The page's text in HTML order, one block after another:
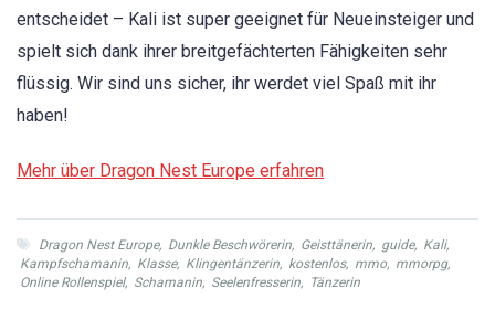
entscheidet – Kali ist super geeignet für Neueinsteiger und
spielt sich dank ihrer breitgefächterten Fähigkeiten sehr
flüssig. Wir sind uns sicher, ihr werdet viel Spaß mit ihr
haben!
Mehr über Dragon Nest Europe erfahren
Dragon Nest Europe, Dunkle Beschwörerin, Geisttänerin, guide, Kali,
Kampfschamanin, Klasse, Klingentänzerin, kostenlos, mmo, mmorpg,
Online Rollenspiel, Schamanin, Seelenfresserin, Tänzerin